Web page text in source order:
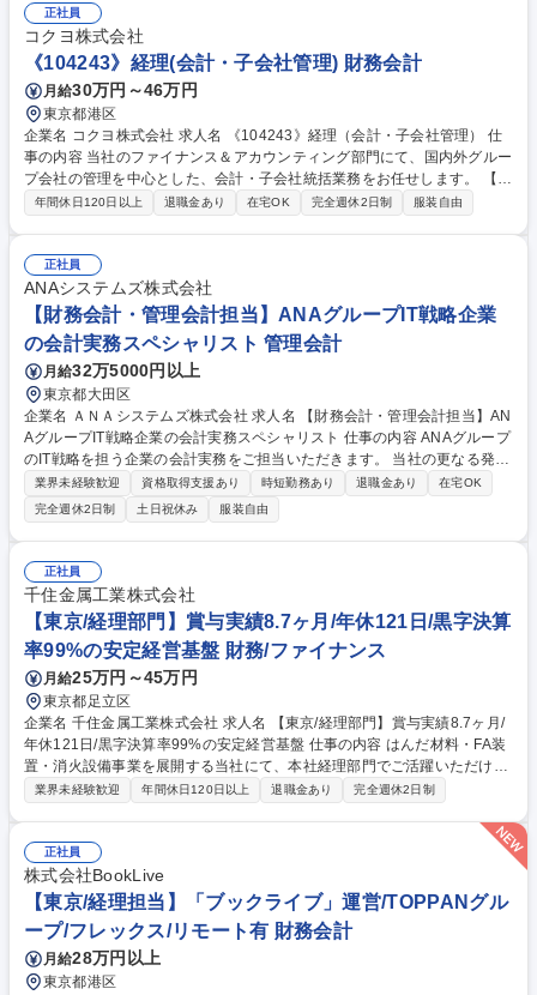
正社員
コクヨ株式会社
《104243》経理(会計・子会社管理) 財務会計
月給30万円～46万円
東京都港区
企業名 コクヨ株式会社 求人名 《104243》経理（会計・子会社管理） 仕
事の内容 当社のファイナンス＆アカウンティング部門にて、国内外グルー
プ会社の管理を中心とした、会計・子会社統括業務をお任せします。 【具
体的に】●国内外グループ会社の財務数値管理●月次／四半期／年度決算の
ッシュフローや財務状況のモニタリング●内部統制（J-SOX含む）の強化
支援●会計基準や制度変更への対応、および各拠点との連携●国内外の関係
部門、各子会社とのコミュニケーション・調整 募集職種 《104243》経理
（会計・子会社管理）
年間休日120日以上 退職金あり 在宅OK 完全週休2日制 服装自由
正社員
ANAシステムズ株式会社
【財務会計・管理会計担当】ANAグループIT戦略企業
の会計実務スペシャリスト 管理会計
月給32万5000円以上
東京都大田区
企業名 ＡＮＡシステムズ株式会社 求人名 【財務会計・管理会計担当】AN
AグループIT戦略企業の会計実務スペシャリスト 仕事の内容 ANAグループ
のIT戦略を担う企業の会計実務をご担当いただきます。 当社の更なる発
展・成長に向けて、企業会計の観点から経営の意思決定と現場の業務推進
を支援いただきます。 ■財務会計に関する業務、統括 ■税務業務対応 ■予
算策定および管理 ■会計監査対応 ※配属後は、業務ローテーションにより
幅広く会計の実務経験を積んでいただき、将来的にはANAグループ連結決
算対応、決算分析・報告業務、税務、管理会計実務を経て経営層をサポー
トする管理職への登用を期待しています。 【業務内容変更の範囲】当社業
務全般 募集職種 【財務会計・管理会計担当】ANAグループIT戦略企業の
会計実務スペシャリスト
業界未経験歓迎 資格取得支援あり 時短勤務あり 退職金あり
在宅OK
完全週休2日制
土日祝休み 服装自由
正社員
千住金属工業株式会社
【東京/経理部門】賞与実績8.7ヶ月/年休121日/黒字決算
率99%の安定経営基盤 財務/ファイナンス
月給25万円～45万円
東京都足立区
企業名 千住金属工業株式会社 求人名 【東京/経理部門】賞与実績8.7ヶ月/
年休121日/黒字決算率99%の安定経営基盤 仕事の内容 はんだ材料・FA装
置・消火設備事業を展開する当社にて、本社経理部門でご活躍いただける
方を募集いたします。資金繰管理、資金運用、月次/年次決算対応などを担
ジ対応■資金運用（外貨・円貨）■取引金融機関との交渉■その他、財務業
務に関する業務 ≪業務プロセス部≫■出納業務及び入出金管理■経費支払
業務■インターネットバンキングによる支払業務■現物管理（小口現金、印
紙等）■会計業務 仕訳及び各種伝票起票業務（各種伝票の作成、会計シス
テム処理）■その他、会計に関する業務 募集職種 【東京/経理部門】賞与
実績8.7ヶ月/年休121日/黒字決算率99%の安定経営基盤
業界未経験歓迎 年間休日120日以上 退職金あり 完全週休2日制
正社員
株式会社BookLive
【東京/経理担当】「ブックライブ」運営/TOPPANグル
ープ/フレックス/リモート有 財務会計
月給28万円以上
東京都港区